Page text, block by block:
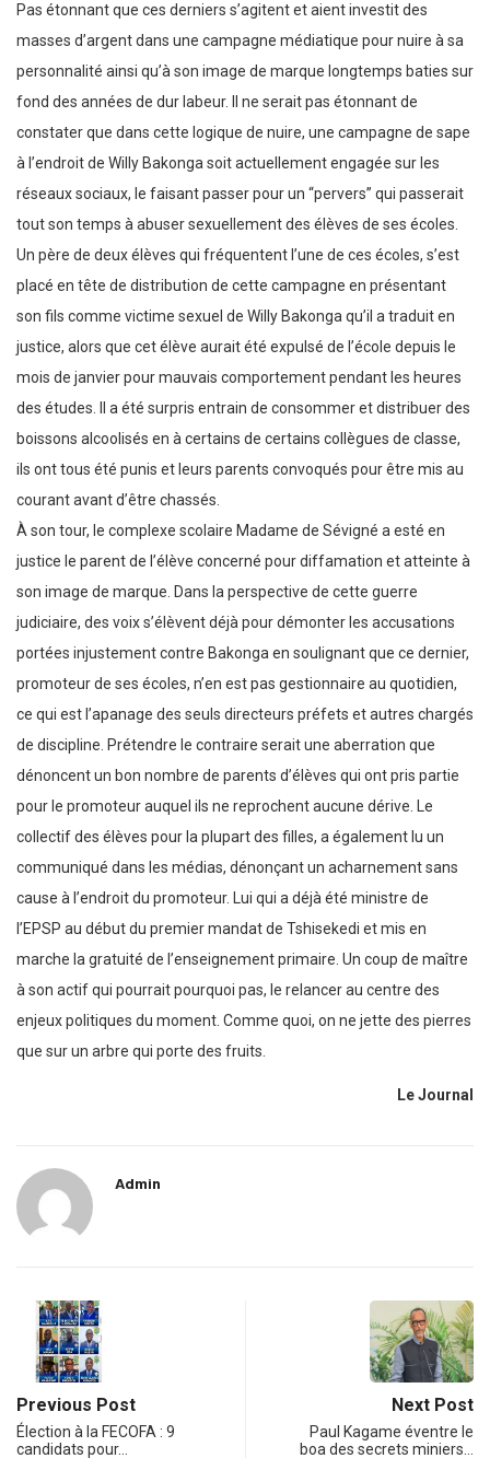
Pas étonnant que ces derniers s’agitent et aient investit des
masses d’argent dans une campagne médiatique pour nuire à sa
personnalité ainsi qu’à son image de marque longtemps baties sur
fond des années de dur labeur. Il ne serait pas étonnant de
constater que dans cette logique de nuire, une campagne de sape
à l’endroit de Willy Bakonga soit actuellement engagée sur les
réseaux sociaux, le faisant passer pour un “pervers” qui passerait
tout son temps à abuser sexuellement des élèves de ses écoles.
Un père de deux élèves qui fréquentent l’une de ces écoles, s’est
placé en tête de distribution de cette campagne en présentant
son fils comme victime sexuel de Willy Bakonga qu’il a traduit en
justice, alors que cet élève aurait été expulsé de l’école depuis le
mois de janvier pour mauvais comportement pendant les heures
des études. Il a été surpris entrain de consommer et distribuer des
boissons alcoolisés en à certains de certains collègues de classe,
ils ont tous été punis et leurs parents convoqués pour être mis au
courant avant d’être chassés.
À son tour, le complexe scolaire Madame de Sévigné a esté en
justice le parent de l’élève concerné pour diffamation et atteinte à
son image de marque. Dans la perspective de cette guerre
judiciaire, des voix s’élèvent déjà pour démonter les accusations
portées injustement contre Bakonga en soulignant que ce dernier,
promoteur de ses écoles, n’en est pas gestionnaire au quotidien,
ce qui est l’apanage des seuls directeurs préfets et autres chargés
de discipline. Prétendre le contraire serait une aberration que
dénoncent un bon nombre de parents d’élèves qui ont pris partie
pour le promoteur auquel ils ne reprochent aucune dérive. Le
collectif des élèves pour la plupart des filles, a également lu un
communiqué dans les médias, dénonçant un acharnement sans
cause à l’endroit du promoteur. Lui qui a déjà été ministre de
l’EPSP au début du premier mandat de Tshisekedi et mis en
marche la gratuité de l’enseignement primaire. Un coup de maître
à son actif qui pourrait pourquoi pas, le relancer au centre des
enjeux politiques du moment. Comme quoi, on ne jette des pierres
que sur un arbre qui porte des fruits.
Le Journal
Admin
Previous Post
Élection à la FECOFA : 9
candidats pour…
Next Post
Paul Kagame éventre le
boa des secrets miniers…